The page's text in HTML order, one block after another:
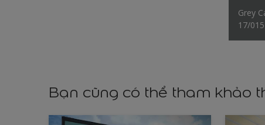
Grey
17/015
Bạn cũng có thể tham khảo